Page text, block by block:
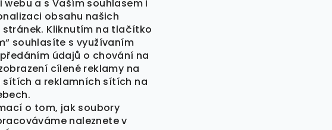
a s Vaším souhlasem i
obsahu našich
Kliknutím na tlačítko
souhlasíte s využívaním
údajů o chování na
cílené reklamy na
sítích a reklamních sítích na
o tom, jak soubory
naleznete v